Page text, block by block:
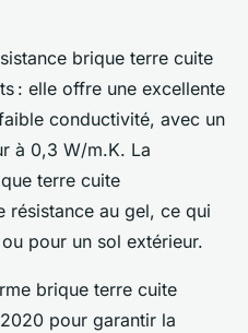
brique terre cuite
: elle offre une excellente
conductivité, avec un
à 0,3 W/m.K. La
terre cuite
résistance au gel, ce qui
pour un sol extérieur.
brique terre cuite
pour garantir la